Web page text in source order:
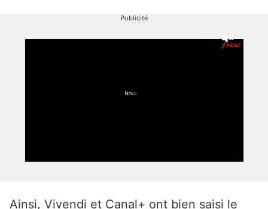
Publicité
Ainsi, Vivendi et Canal+ ont bien saisi le